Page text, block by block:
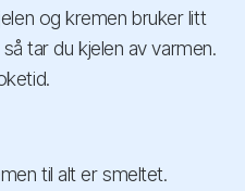
og kremen bruker litt
tar du kjelen av varmen.
til alt er smeltet.